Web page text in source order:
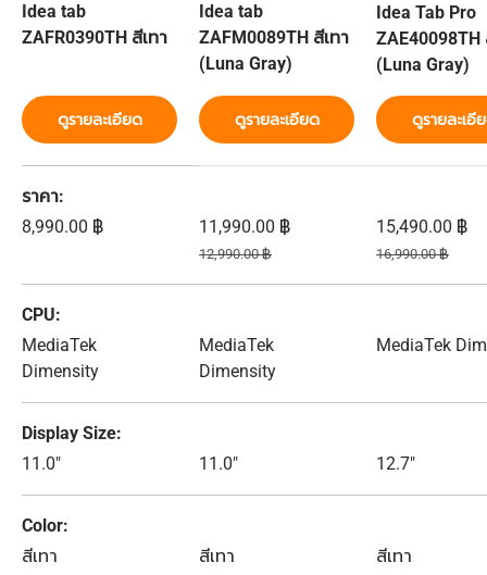
Idea tab
ZAFR0390TH สีเทา
ดูรายละเอียด
Idea tab
ZAFM0089TH สีเทา
(Luna Gray)
ดูรายละเอียด
Idea Tab Pro
ZAE40098TH
(Luna Gray)
ดูรายละเอี
ราคา
ราคาปกติ
8,990.00 ฿ ราคาส่วนลด
11,990.00 ฿
ราคาปกติ
12,990.00 ฿
ราคาส่วนลด
15,490.00 ฿
ราคาปกติ
16,990.00 ฿
CPU
MediaTek
Dimensity
MediaTek
Dimensity
MediaTek
Display Size
11.0"
11.0" 12.7"
Color
สีเทา
สีเทา สีเทา